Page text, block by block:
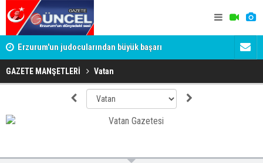
Erzurum'un judocularından büyük başarı Merhum
GAZETE MANŞETLERİ Vatan